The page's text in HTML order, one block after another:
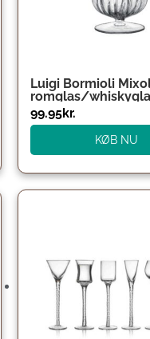
Luigi Bormioli
romglas/
99.95kr.
KØB NU